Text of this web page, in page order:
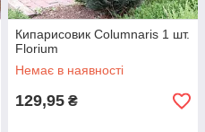
Кипарисовик Columnaris 1 шт.
Florium
Немає в наявності
129,95 ₴